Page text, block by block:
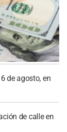
de agosto, en
de calle en